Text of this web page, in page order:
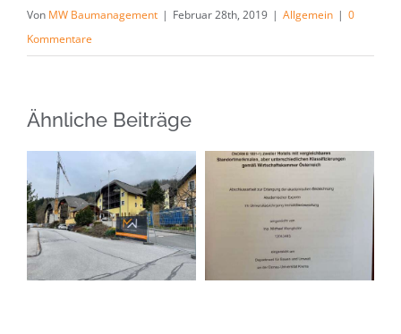
Von MW Baumanagement | Februar 28th, 2019 | Allgemein | 0
Kommentare
Ähnliche Beiträge